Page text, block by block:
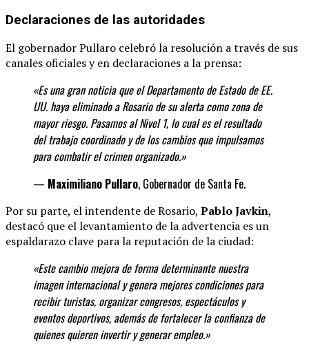
Declaraciones de las autoridades
El gobernador Pullaro celebró la resolución a través de sus
canales oficiales y en declaraciones a la prensa:
«Es una gran noticia que el Departamento de Estado de EE.
UU. haya eliminado a Rosario de su alerta como zona de
mayor riesgo. Pasamos al Nivel 1, lo cual es el resultado
del trabajo coordinado y de los cambios que impulsamos
para combatir el crimen organizado.»
— Maximiliano Pullaro, Gobernador de Santa Fe.
Por su parte, el intendente de Rosario, Pablo Javkin,
destacó que el levantamiento de la advertencia es un
espaldarazo clave para la reputación de la ciudad:
«Este cambio mejora de forma determinantenuestra
imagen internacional y genera mejores condiciones para
recibir turistas, organizar congresos, espectáculos y
eventos deportivos, además de fortalecer la confianza de
quienes quieren invertir y generarempleo.»